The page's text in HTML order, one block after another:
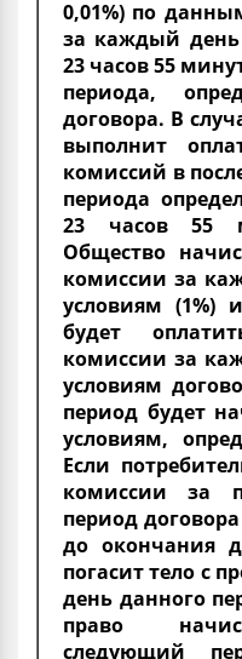
0,01%) по
за каждый день
23 часов 55
периода,
договора. В
выполнит
комиссий в
периода
23 часов 55
Общество
комиссии за
условиям (1%)
будет
комиссии за
условиям
период будет
условиям,
Если
комиссии за
период
до окончания
погасит тело с
день данного
право
следующий